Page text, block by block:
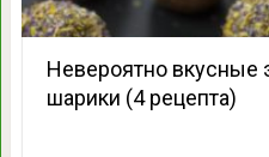
Невероятно вкусные
шарики (4 рецепта)